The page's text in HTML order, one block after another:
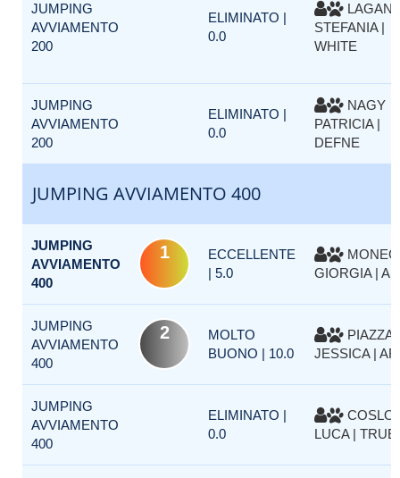
JUMPING
AVVIAMENTO
200
ELIMINATO |
0.0
STEFANIA |
WHITE
JUMPING
AVVIAMENTO
200
ELIMINATO |
0.0
NAGY
PATRICIA |
DEFNE
JUMPING AVVIAMENTO 400
JUMPING
AVVIAMENTO
400
1
ECCELLENTE
| 5.0
GIORGIA |
JUMPING
AVVIAMENTO
400
2
MOLTO
BUONO | 10.0
PIAZZA
JESSICA |
JUMPING
AVVIAMENTO
400
ELIMINATO |
0.0
LUCA | TRUE